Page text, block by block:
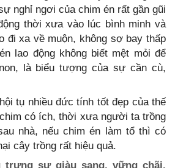
nghỉ ngơi của chim én rất gần gũi
thời xưa vào lúc bình minh và
đi xa về muộn, không sợ bay thấp
lao động không biết mệt mỏi để
là biểu tượng của sự cần cù,
tụ nhiều đức tính tốt đẹp của thế
có ích, thời xưa người ta trồng
nhà, nếu chim én làm tổ thì có
cây trồng rất hiệu quả.
trưng sự giàu sang, vững chãi,